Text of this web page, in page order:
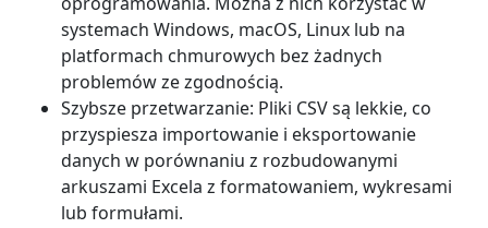
systemach Windows, macOS, Linux lub na
platformach chmurowych bez żadnych
problemów ze zgodnością.
Szybsze przetwarzanie: Pliki CSV są lekkie, co
przyspiesza importowanie i eksportowanie
danych w porównaniu z rozbudowanymi
arkuszami Excela z formatowaniem, wykresami
lub formułami.